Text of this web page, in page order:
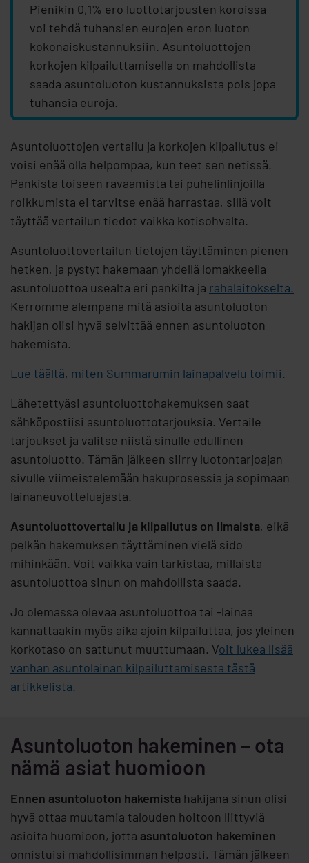
Pienikin 0,1% ero luottotarjousten koroissa
voi tehdä tuhansien eurojen eron luoton
kokonaiskustannuksiin. Asuntoluottojen
korkojen kilpailuttamisella on mahdollista
saada asuntoluoton kustannuksista pois jopa
tuhansia euroja.
Asuntoluottojen vertailu ja korkojen kilpailutus ei
voisi enää olla helpompaa, kun teet sen netissä.
Pankista toiseen ravaamista tai puhelinlinjoilla
roikkumista ei tarvitse enää harrastaa, sillä voit
täyttää vertailun tiedot vaikka kotisohvalta.
Asuntoluottovertailun tietojen täyttäminen pienen
hetken, ja pystyt hakemaan yhdellä lomakkeella
asuntoluottoa usealta eri pankilta ja rahalaitokselta.
Kerromme alempana mitä asioita asuntoluoton
hakijan olisi hyvä selvittää ennen asuntoluoton
hakemista.
Lue täältä, miten Summarumin lainapalvelu toimii.
Lähetettyäsi asuntoluottohakemuksen saat
sähköpostiisi asuntoluottotarjouksia. Vertaile
tarjoukset ja valitse niistä sinulle edullinen
asuntoluotto. Tämän jälkeen siirry luotontarjoajan
sivulle viimeistelemään hakuprosessia ja sopimaan
lainaneuvotteluajasta.
Asuntoluottovertailu ja kilpailutus on ilmaista, eikä
pelkän hakemuksen täyttäminen vielä sido
mihinkään. Voit vaikka vain tarkistaa, millaista
asuntoluottoa sinun on mahdollista saada.
Jo olemassa olevaa asuntoluottoa tai -lainaa
kannattaakin myös aika ajoin kilpailuttaa, jos yleinen
korkotaso on sattunut muuttumaan. Voit lukea lisää
vanhan asuntolainan kilpailuttamisesta tästä
artikkelista.
Asuntoluoton hakeminen – ota
nämä asiat huomioon
Ennen asuntoluoton hakemista hakijana sinun olisi
hyvä ottaa muutamia talouden hoitoon liittyviä
asioita huomioon, jotta asuntoluoton hakeminen
onnistuisi mahdollisimman helposti. Tämän jälkeen